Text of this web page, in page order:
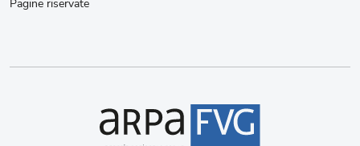
Pagine riservate